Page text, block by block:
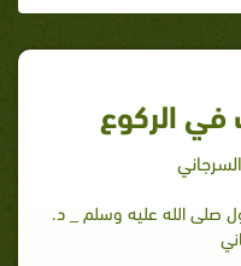
الركوع
صلى الله عليه وسلم _ د.